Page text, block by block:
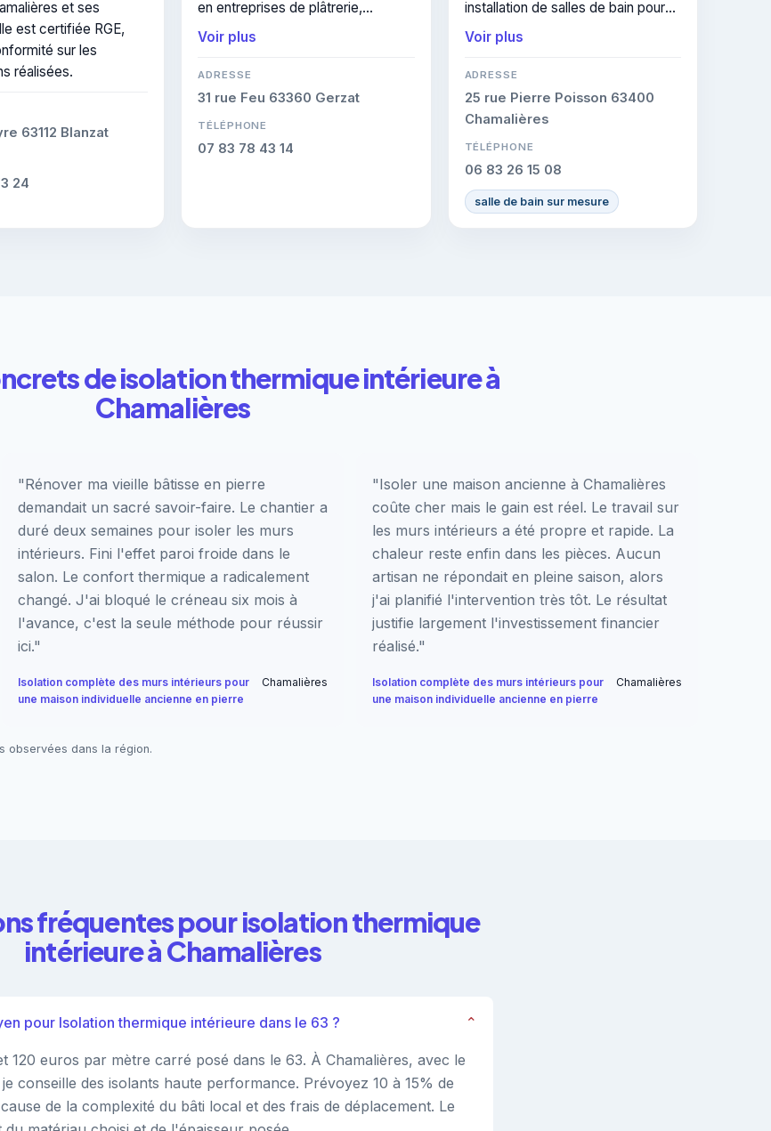
et ses
est certifiée RGE,
sur les
réalisées.
63112 Blanzat
24
en entreprises de plâtrerie,
intervient à Chamalières. RGE :
cette certification atteste du
savoir-faire de l'entreprise.
Voir plus
ADRESSE
31 rue Feu 63360 Gerzat
TÉLÉPHONE
07 83 78 43 14
installation de salles de bain pour
les particuliers à Chamalières. Un
devis peut être demandé pour un
projet de isolation thermique
intérieure.
Voir plus
ADRESSE
25 rue Pierre Poisson 63400
Chamalières
TÉLÉPHONE
06 83 26 15 08
salle de bain sur mesure
de isolation thermique intérieure à
Chamalières
"Rénover ma vieille bâtisse en pierre
demandait un sacré savoir-faire. Le chantier a
duré deux semaines pour isoler les murs
intérieurs. Fini l'effet paroi froide dans le
salon. Le confort thermique a radicalement
changé. J'ai bloqué le créneau six mois à
l'avance, c'est la seule méthode pour réussir
ici."
Isolation complète des murs intérieurs pour
une maison individuelle ancienne en pierre
Chamalières
"Isoler une maison ancienne à Chamalières
coûte cher mais le gain est réel. Le travail sur
les murs intérieurs a été propre et rapide. La
chaleur reste enfin dans les pièces. Aucun
artisan ne répondait en pleine saison, alors
j'ai planifié l'intervention très tôt. Le résultat
justifie largement l'investissement financier
réalisé."
Isolation complète des murs intérieurs pour
une maison individuelle ancienne en pierre
Chamalières
observées dans la région.
fréquentes pour isolation thermique
intérieure à Chamalières
pour Isolation thermique intérieure dans le 63 ? ⌄
120 euros par mètre carré posé dans le 63. À Chamalières, avec le
conseille des isolants haute performance. Prévoyez 10 à 15% de
de la complexité du bâti local et des frais de déplacement. Le